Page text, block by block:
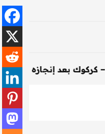
خلال 200 يوم -